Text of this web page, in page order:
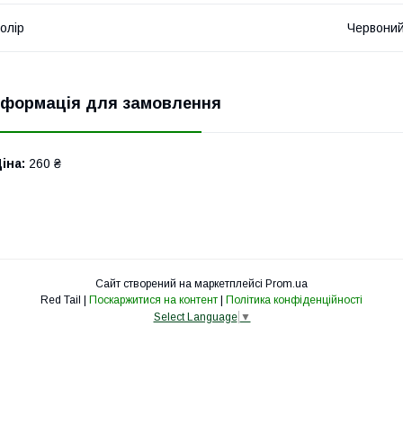
для замовлення
260 ₴
Сайт створений на маркетплейсі Prom.ua
Red Tail | Поскаржитися на контент | Політика конфіденційності
Select Language ▼